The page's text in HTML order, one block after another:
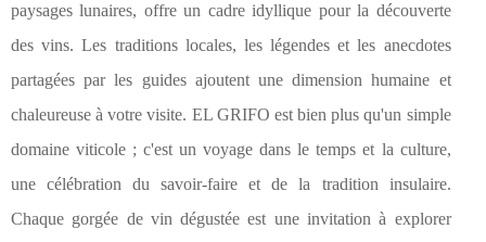
paysages lunaires, offre un cadre idyllique pour la découverte
des vins. Les traditions locales, les légendes et les anecdotes
partagées par les guides ajoutent une dimension humaine et
chaleureuse à votre visite. EL GRIFO est bien plus qu'un simple
domaine viticole ; c'est un voyage dans le temps et la culture,
une célébration du savoir-faire et de la tradition insulaire.
Chaque gorgée de vin dégustée est une invitation à explorer